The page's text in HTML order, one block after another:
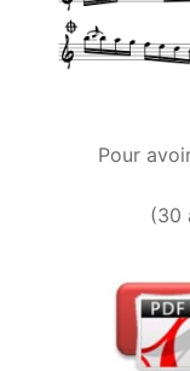
Pour
(30